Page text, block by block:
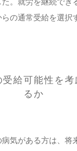
らの通常受給を選択
受給可能性を考
るか
気がある方は、将